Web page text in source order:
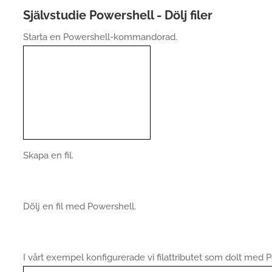
Självstudie Powershell - Dölj filer
Starta en Powershell-kommandorad.
Skapa en fil.
Dölj en fil med Powershell.
I vårt exempel konfigurerade vi filattributet som dolt med